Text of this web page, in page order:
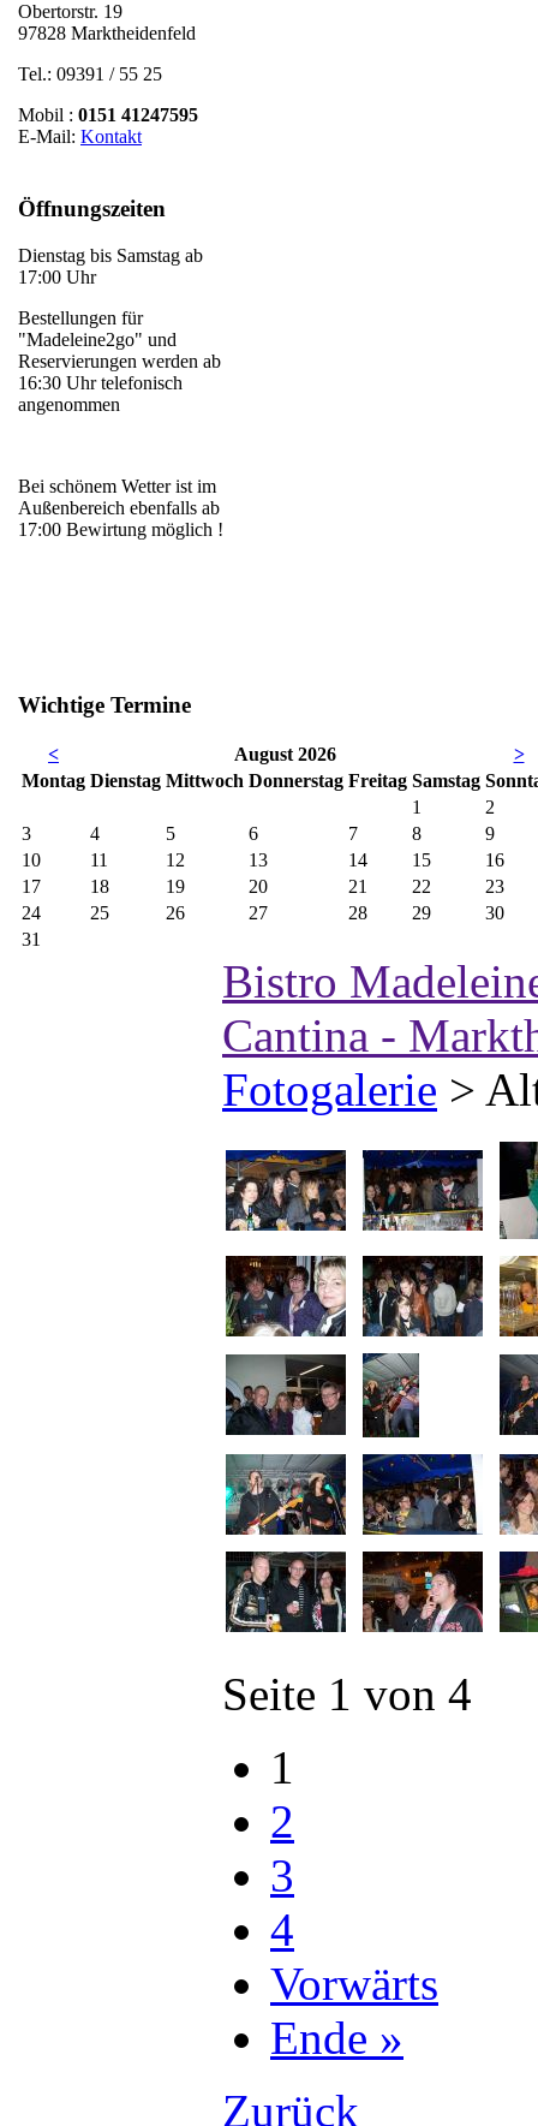
Obertorstr. 19
97828 Marktheidenfeld
Tel.: 09391 / 55 25
Mobil : 0151 41247595
E-Mail: Kontakt
Öffnungszeiten
Dienstag bis Samstag ab
17:00 Uhr
Bestellungen für
"Madeleine2go" und
Reservierungen werden ab
16:30 Uhr telefonisch
angenommen
Bei schönem Wetter ist im
Außenbereich ebenfalls ab
17:00 Bewirtung möglich !
Wichtige Termine
< August 2026
>
Montag Dienstag Mittwoch Donnerstag Freitag Samstag So
1
2
3
4 5 6 7 8
9
10
11 12 13 14 15
16
17
18 19 20 21 22
23
24
25 26 27 28 29
30
31
Bistro
Cantina -
Fotogalerie >
Seite 1 von 4
1
2
3
4
Vorwärts
Ende »
Zurück